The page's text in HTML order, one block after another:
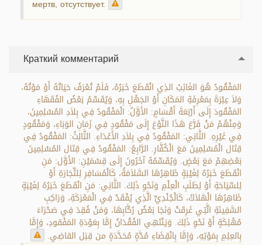
мертв, отсутствует.
Краткий комментарий
المَفْقُودُ هُوَ الغَائِبُ الذِي انْقَطَعَ خَبَرُهُ، فَلَمْ تُعْرَفُ حَيَاتُهُ أَوْ مَوْتُهُ،
وَلاَ عِبْرَةَ بِمَعْرِفَةِ المَكَانِ أَوْ الجَهْلِ بِهِ، وَيُقَسِّمُ بَعْضُ الفُقَهَاءِ
المَفْقُودَ إِلَى أَرْبَعَةَ أَقْسَامٍ: الأَوَّلُ: الْمَفْقُودُ فِي بِلاَدِ المُسْلِمِينَ،
وَمِنْهُمْ مَنْ فَرَّعَ هَذَا النَّوْعَ إِلَى مَفْقُودٍ فِي زَمَانِ الوَبَاءِ، وَمَفْقُودٍ
فِي غَيْرِهِ. الثَّانِي: المَفْقُودُ فِي بِلاَدِ الأَعْدَاءِ. الثَّالِثُ: المَفْقُودُ فِي
قِتَال الْمُسْلِمِينَ مَعَ الْكُفَّارِ. الرَّابِعُ: المَفْقُودُ فِي قِتَال المُسْلِمِينَ
بَعْضِهِمْ مَعَ بَعْضٍ. وَيُقَسِّمُهُ آخَرُونَ إِلَى قِسْمَيْنِ: الأَوَّل: مَنِ
انْقَطَعَ خَبَرُهُ لِغَيْبَةٍ ظَاهِرُهَا السَّلاَمَةُ، كَالْمُسَافِرِ لِلتِّجَارَةِ أَوْ
لِلسِّيَاحَةِ أَوْ لِطَلَبِ الْعِلْمِ وَنَحْوِ ذَلِكَ. الثَّانِي: مَنِ انْقَطَعَ خَبَرُهُ لِغَيْبَةٍ
ظَاهِرُهَا الْهَلاَكُ، كَالْجُنْدِيِّ الَّذِي يُفْقَدُ فِي الْمَعْرَكَةِ، وَرَاكِبِ
السَّفِينَةِ الَّتِي غَرِقَتْ وَنَجَا بَعْضُ رُكَّابِهَا، وَمَنْ فُقِدَ فِي صَحْرَاءَ
مُهْلِكَةٍ أَوْ نَحْوِ ذَلِكَ. وَيَنْتَهِي الفُقْدَانُ إِمَّا بِعَوْدَةِ المَفْقودِ، وَإِمَّا
بِالعِلِمِ بِمَوْتِهِ، وَإِمَّا بِانْقِضَاءِ مُدَّةٍ مُحَدَّدَةٍ من قِبَل القاضِي.